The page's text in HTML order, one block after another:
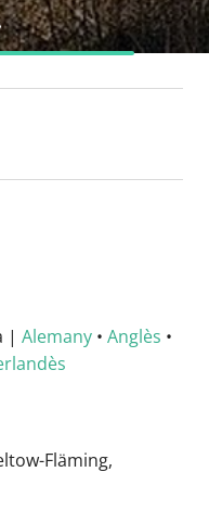
| Alemany• Anglès •
Fläming,